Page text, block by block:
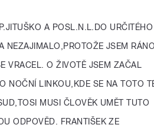
A POSL.N.L.DO
NEZAJIMALO,PROTOŽE JSEM RÁNO
VRACEL. O ŽIVOTĚ JSEM ZAČAL
NOČNÍ LINKOU,KDE SE NA TOTO
MUSI ČLOVĚK UMĚT TUTO
ODPOVĚD. FRANTIŠEK ZE